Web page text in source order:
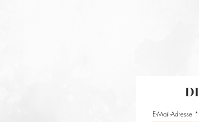
E-Mail-Adresse